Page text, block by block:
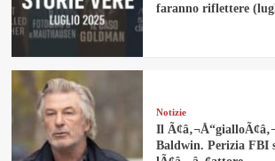
faranno riflettere
Notizie
Il
Baldwin. Perizia FBI